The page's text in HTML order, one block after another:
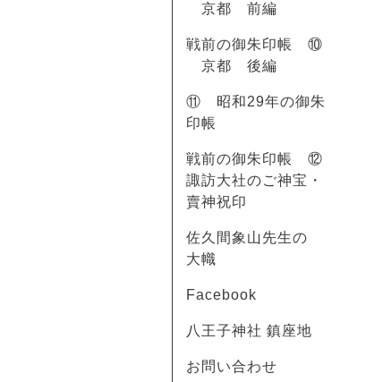
京都 前編
戦前の御朱印帳 ⑩
京都 後編
⑪ 昭和29年の御朱
印帳
戦前の御朱印帳 ⑫
諏訪大社のご神宝・
賣神祝印
佐久間象山先生の
大幟
Facebook
八王子神社 鎮座地
お問い合わせ